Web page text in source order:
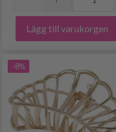
Lägg till varukorgen
-8%